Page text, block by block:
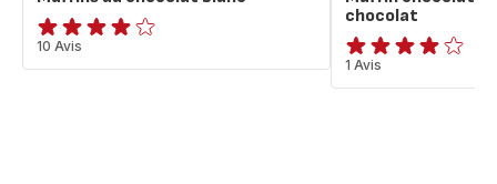
ratings.4.1
10 Avis
chocolat
Avis
4
1 Avis